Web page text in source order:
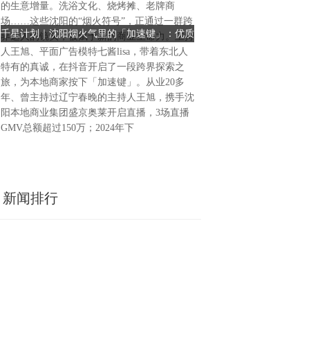
千星计划｜沈阳烟火气里的「加速键」：优质
达人助力本地生意「节节高」
的生意增量。洗浴文化、烧烤摊、老牌商
场……这些沈阳的“烟火符号”，正通过一群跨
界达人的镜头，被赋予新的商业生命力。主持
人王旭、平面广告模特七酱lisa，带着东北人
特有的真诚，在抖音开启了一段跨界探索之
旅，为本地商家按下「加速键」。从业20多
年、曾主持过辽宁春晚的主持人王旭，携手沈
阳本地商业集团盛京奥莱开启直播，3场直播
GMV总额超过150万；2024年下
新闻排行